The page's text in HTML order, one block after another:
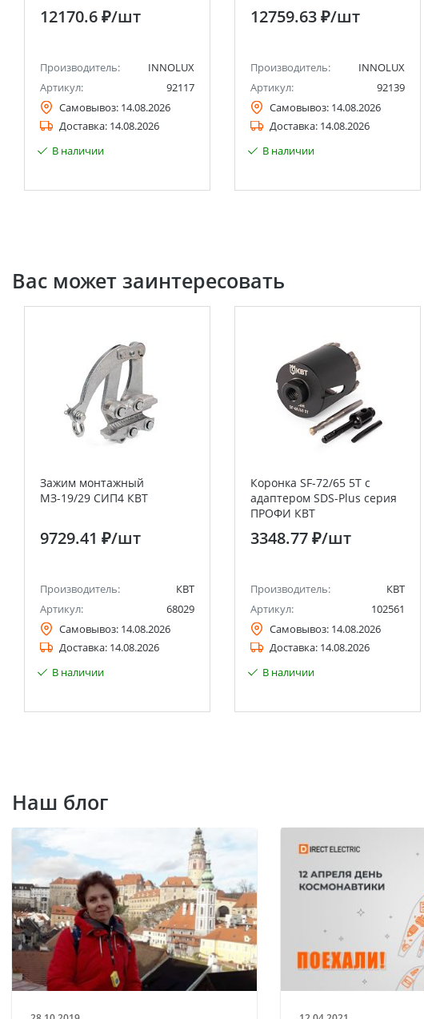
12170.6 ₽/шт
Производитель:
INNOLUX
Артикул:
92117
Самовывоз: 14.08.2026
Доставка: 14.08.2026
В наличии
12759.63 ₽/шт
Производитель:
INNOLUX
Артикул:
92139
Самовывоз: 14.08.2026
Доставка: 14.08.2026
В наличии
Вас может заинтересовать
Зажим монтажный
МЗ-19/29 СИП4 КВТ
9729.41 ₽/шт
Производитель:
КВТ
Артикул:
68029
Самовывоз: 14.08.2026
Доставка: 14.08.2026
В наличии
Коронка SF-72/65 5T с
адаптером SDS-Plus серия
ПРОФИ КВТ
3348.77 ₽/шт
Производитель:
КВТ
Артикул:
102561
Самовывоз: 14.08.2026
Доставка: 14.08.2026
В наличии
Наш блог